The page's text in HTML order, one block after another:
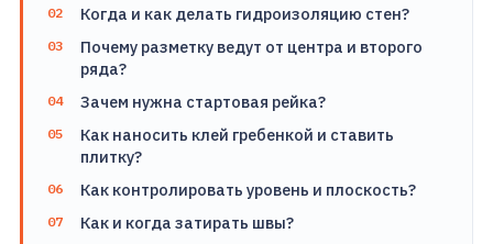
Когда и как делать гидроизоляцию стен?
Почему разметку ведут от центра и второго
ряда?
Зачем нужна стартовая рейка?
Как наносить клей гребенкой и ставить
плитку?
Как контролировать уровень и плоскость?
Как и когда затирать швы?